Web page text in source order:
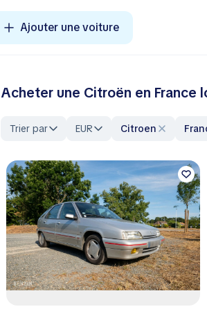
Ajouter une voiture
Acheter une Citroën en France
Trier par EUR Citroen